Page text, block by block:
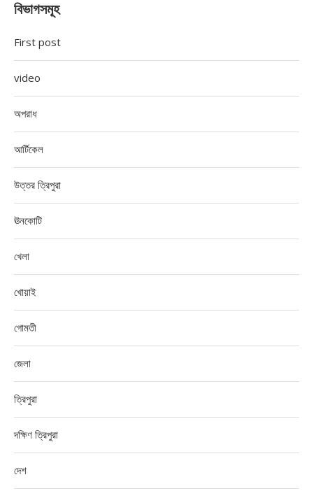
বিভাগসমূহ
First post
video
অপরাধ
আর্টিকেল
উত্তর ত্রিপুরা
ঊনকোটি
খেলা
খোয়াই
গোমতী
জেলা
ত্রিপুরা
দক্ষিণ ত্রিপুরা
দেশ